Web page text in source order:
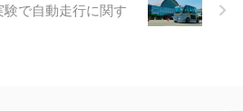
で自動走行に関す